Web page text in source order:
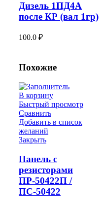
Дизель 1ПД4А
после КР (вал 1гр)
100.0 ₽
Похожие
В корзину
Быстрый просмотр
Сравнить
Добавить в список
желаний
Закрыть
Панель с
резисторами
ПР-50422П /
ПС-50422